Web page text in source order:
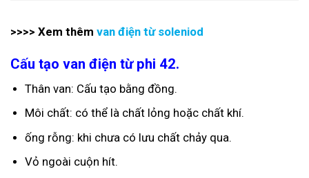
>>>> Xem thêm van điện từ soleniod
Cấu tạo van điện từ phi 42.
Thân van: Cấu tạo bằng đồng.
Môi chất: có thể là chất lỏng hoặc chất khí.
ống rỗng: khi chưa có lưu chất chảy qua.
Vỏ ngoài cuộn hít.